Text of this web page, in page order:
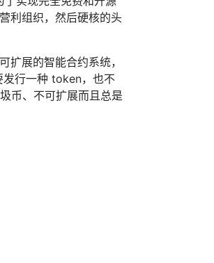
利组织，然后硬核的头
扩展的智能合约系统，
行一种 token，也不
币、不可扩展而且总是